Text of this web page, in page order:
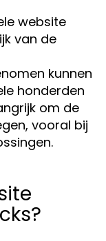
website
van de
kunnen
honderden
om de
vooral bij